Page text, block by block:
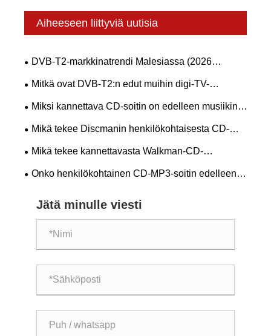
Aiheeseen liittyviä uutisia
DVB-T2-markkinatrendi Malesiassa (2026
myFreeview / MYTV)
Mitkä ovat DVB-T2:n edut muihin digi-TV-
standardeihin verrattuna?
Miksi kannettava CD-soitin on edelleen musiikin
ystävien paras valinta vuonna 2026?
Mikä tekee Discmanin henkilökohtaisesta CD-
soittimesta välttämättömän musiikin ystäville
Mikä tekee kannettavasta Walkman-CD-
soittimesta parhaan vaihtoehdon musiikin ystäville
Onko henkilökohtainen CD-MP3-soitin edelleen
Jätä minulle viesti